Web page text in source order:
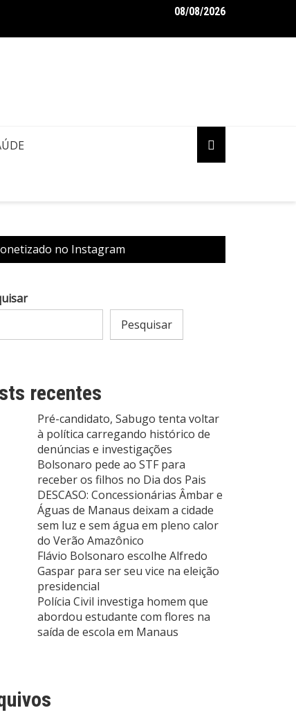
pede ao STF para receber os filhos no Dia dos Pais
08/08/2026
no Instagram
Pesquisar
recentes
Pré-candidato, Sabugo tenta voltar
à política carregando histórico de
denúncias e investigações
Bolsonaro pede ao STF para
receber os filhos no Dia dos Pais
DESCASO: Concessionárias Âmbar e
Águas de Manaus deixam a cidade
sem luz e sem água em pleno calor
do Verão Amazônico
Flávio Bolsonaro escolhe Alfredo
Gaspar para ser seu vice na eleição
presidencial
Polícia Civil investiga homem que
abordou estudante com flores na
saída de escola em Manaus